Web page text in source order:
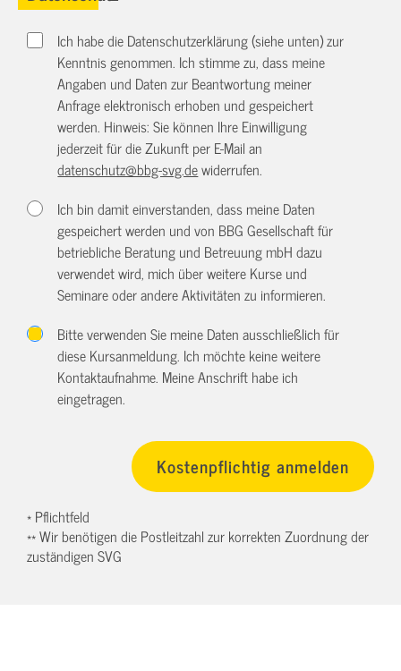
Ich habe die Datenschutzerklärung (siehe unten) zur
Kenntnis genommen. Ich stimme zu, dass meine
Angaben und Daten zur Beantwortung meiner
Anfrage elektronisch erhoben und gespeichert
werden. Hinweis: Sie können Ihre Einwilligung
jederzeit für die Zukunft per E-Mail an
datenschutz@bbg-svg.dewiderrufen.
Ich bin damit einverstanden, dass meine Daten
gespeichert werden und von BBG Gesellschaft für
betriebliche Beratung und Betreuung mbH dazu
verwendet wird, mich über weitere Kurse und
Seminare oder andere Aktivitäten zu informieren.
Bitte verwenden Sie meine Daten ausschließlich für
diese Kursanmeldung. Ich möchte keine weitere
Kontaktaufnahme. Meine Anschrift habe ich
eingetragen.
* Pflichtfeld
** Wir benötigen die Postleitzahl zur korrekten Zuordnung der
zuständigen SVG